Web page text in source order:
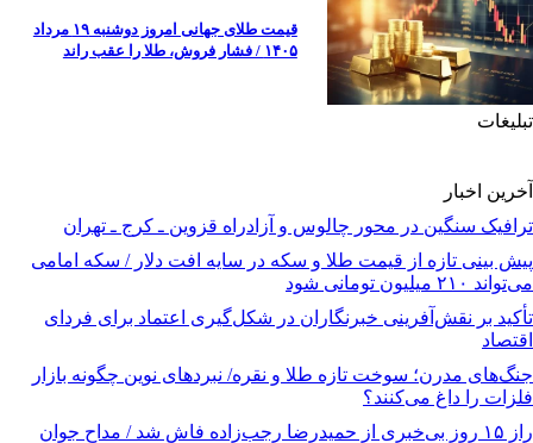
قیمت طلای جهانی امروز دوشنبه ۱۹ مرداد
۱۴۰۵ / فشار فروش، طلا را عقب راند
تبلیغات
آخرین اخبار
ترافیک سنگین در محور چالوس و آزادراه قزوین ـ کرج ـ تهران
پیش بینی تازه از قیمت طلا و سکه در سایه افت دلار / سکه امامی
می‌تواند ۲۱۰ میلیون تومانی شود
تأکید بر نقش‌آفرینی خبرنگاران در شکل‌گیری اعتماد برای فردای
اقتصاد
جنگ‌های مدرن؛ سوخت تازه طلا و نقره/ نبردهای نوین چگونه بازار
فلزات را داغ می‌کنند؟
راز ۱۵ روز بی‌خبری از حمیدرضا رجب‌زاده فاش شد / مداح جوان